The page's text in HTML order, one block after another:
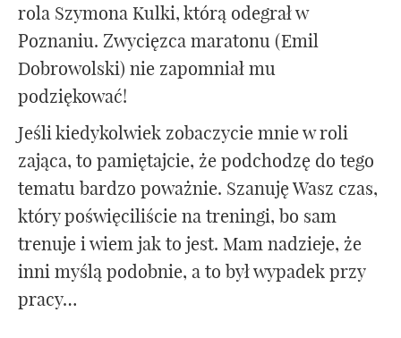
rola Szymona Kulki, którą odegrał w
Poznaniu. Zwycięzca maratonu (Emil
Dobrowolski) nie zapomniał mu
podziękować!
Jeśli kiedykolwiek zobaczycie mnie w roli
zająca, to pamiętajcie, że podchodzę do tego
tematu bardzo poważnie. Szanuję Wasz czas,
który poświęciliście na treningi, bo sam
trenuje i wiem jak to jest. Mam nadzieje, że
inni myślą podobnie, a to był wypadek przy
pracy…